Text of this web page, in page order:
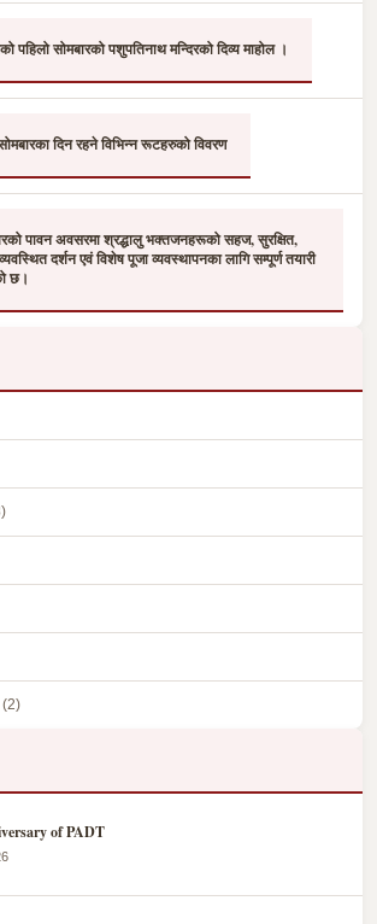
पहिलो सोमबारको पशुपतिनाथ मन्दिरको दिव्य माहोल ।
दिन रहने विभिन्न रूटहरुको विवरण
पावन अवसरमा श्रद्धालु भक्तजनहरूको सहज, सुरक्षित,
दर्शन एवं विशेष पूजा व्यवस्थापनका लागि सम्पूर्ण तयारी
छ।
(2)
of PADT